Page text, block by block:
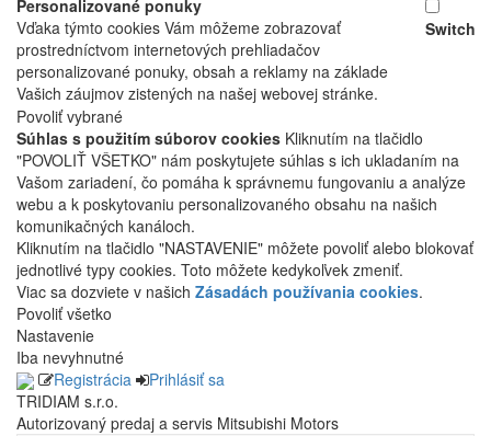
Personalizované ponuky
Vďaka týmto cookies Vám môžeme zobrazovať
prostredníctvom internetových prehliadačov
personalizované ponuky, obsah a reklamy na základe
Vašich záujmov zistených na našej webovej stránke.
Switch
Povoliť vybrané
Súhlas s použitím súborov cookies Kliknutím na tlačidlo
"POVOLIŤ VŠETKO" nám poskytujete súhlas s ich ukladaním na
Vašom zariadení, čo pomáha k správnemu fungovaniu a analýze
webu a k poskytovaniu personalizovaného obsahu na našich
komunikačných kanáloch.
Kliknutím na tlačidlo "NASTAVENIE" môžete povoliť alebo blokovať
jednotlivé typy cookies. Toto môžete kedykoľvek zmeniť.
Viac sa dozviete v našich Zásadách používania cookies.
Povoliť všetko
Nastavenie
Iba nevyhnutné
Registrácia
Prihlásiť sa
TRIDIAM s.r.o.
Autorizovaný predaj a servis Mitsubishi Motors